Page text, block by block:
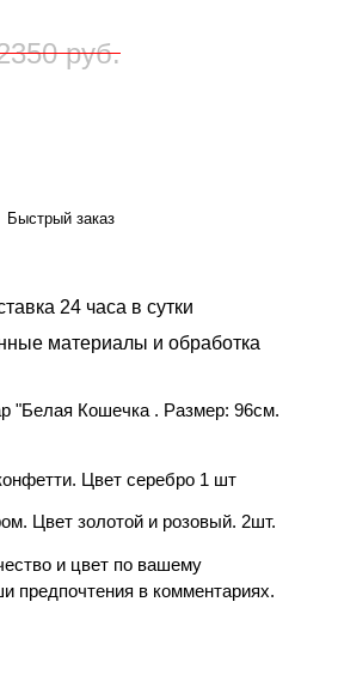
руб.
Быстрый заказ
24 часа в сутки
материалы и обработка
"Белая Кошечка . Размер: 96см.
Цвет серебро 1 шт
Цвет золотой и розовый. 2шт.
и цвет по вашему
предпочтения в комментариях.